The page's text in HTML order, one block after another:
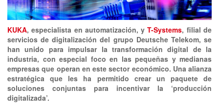
KUKA, especialista en automatización, yT-Systems, filial de
servicios de digitalización del grupo Deutsche Telekom, se
han unido para impulsar la transformación digital de la
industria, con especial foco en las pequeñas y medianas
empresas que operan en este sector económico. Una alianza
estratégica que les ha permitido crear un paquete de
soluciones conjuntas para incentivar la ‘producción
digitalizada’.